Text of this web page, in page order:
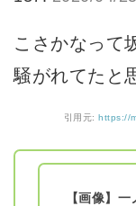
こさかなって
騒がれてたと
引用元: https://
【画像】